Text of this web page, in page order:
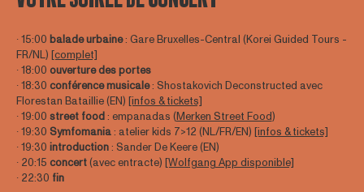
∙ 15:00 balade urbaine: Gare Bruxelles-Central (Korei Guided Tours -
FR/NL) [complet]
∙ 18:00 ouverture des portes
∙ 18:30 conférence musicale: Shostakovich Deconstructed avec
Florestan Bataillie (EN) [infos & tickets]
∙ 19:00 street food: empanadas (Merken Street Food)
∙ 19:30 Symfomania: atelier kids 7>12 (NL/FR/EN) [infos & tickets]
∙ 19:30 introduction: Sander De Keere (EN)
∙ 20:15 concert(avec entracte) [Wolfgang App disponible]
∙ 22:30 fin